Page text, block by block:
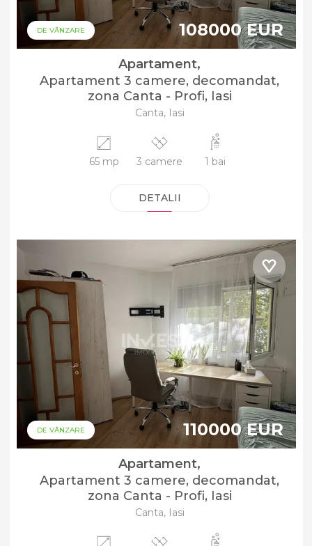
DE VÂNZARE 108000 EUR
Apartament,
Apartament 3 camere, decomandat,
zona Canta - Profi, Iasi
Canta, Iasi
65 mp 3 camere 1 bai
DETALII
DE VÂNZARE 110000 EUR
Apartament,
Apartament 3 camere, decomandat,
zona Canta - Profi, Iasi
Canta, Iasi